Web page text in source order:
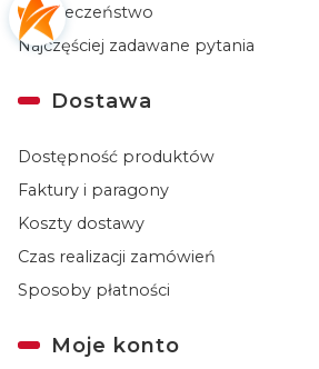
Bezpieczeństwo
Najczęściej zadawane pytania
Dostawa
Dostępność produktów
Faktury i paragony
Koszty dostawy
Czas realizacji zamówień
Sposoby płatności
Moje konto